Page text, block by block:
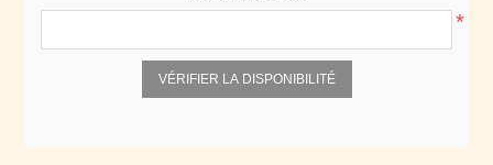
*
VÉRIFIER LA DISPONIBILITÉ